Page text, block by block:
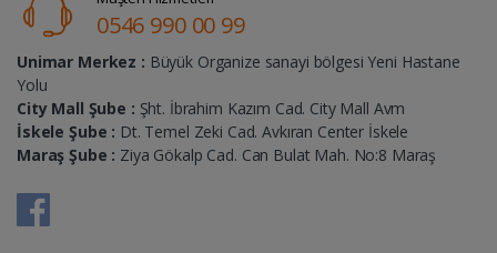
0546 990 00 99
Unimar Merkez : Büyük Organize sanayi bölgesi Yeni Hastane
Yolu
City Mall Şube : Şht. İbrahim Kazım Cad. City Mall Avm
İskele Şube : Dt. Temel Zeki Cad. Avkıran Center İskele
Maraş Şube : Ziya Gökalp Cad. Can Bulat Mah. No:8 Maraş